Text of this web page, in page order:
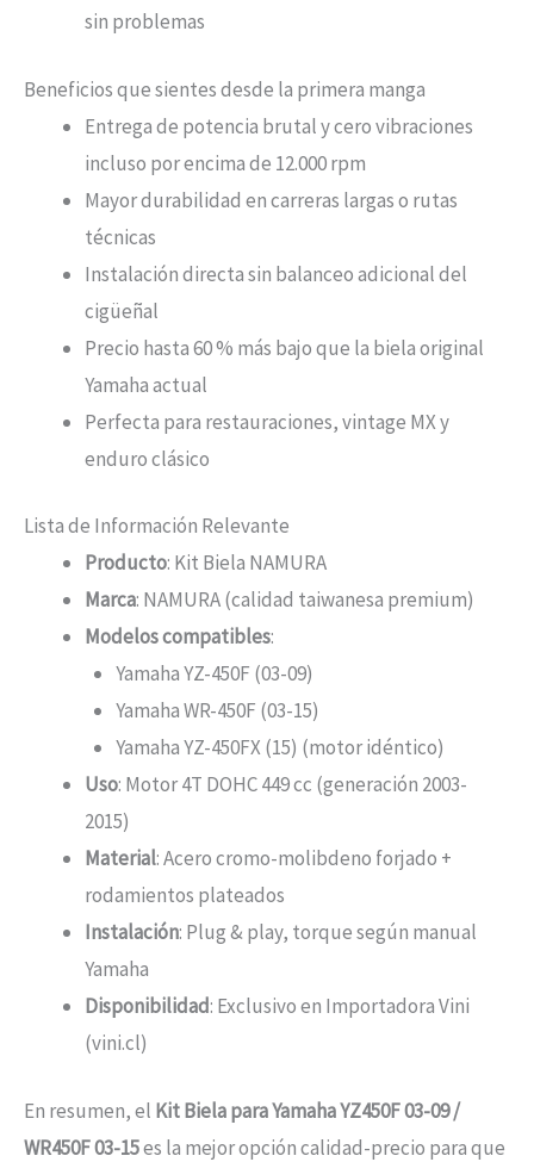
sin problemas
Beneficios que sientes desde la primera manga
Entrega de potencia brutal y cero vibraciones
incluso por encima de 12.000 rpm
Mayor durabilidad en carreras largas o rutas
técnicas
Instalación directa sin balanceo adicional del
cigüeñal
Precio hasta 60 % más bajo que la biela original
Yamaha actual
Perfecta para restauraciones, vintage MX y
enduro clásico
Lista de Información Relevante
Producto: Kit Biela NAMURA
Marca: NAMURA (calidad taiwanesa premium)
Modelos compatibles:
Yamaha YZ-450F (03-09)
Yamaha WR-450F (03-15)
Yamaha YZ-450FX (15) (motor idéntico)
Uso: Motor 4T DOHC 449 cc (generación 2003-
2015)
Material: Acero cromo-molibdeno forjado +
rodamientos plateados
Instalación: Plug & play, torque según manual
Yamaha
Disponibilidad: Exclusivo en Importadora Vini
(vini.cl)
En resumen, el Kit Biela para Yamaha YZ450F 03-09 /
WR450F 03-15es la mejor opción calidad-precio para que